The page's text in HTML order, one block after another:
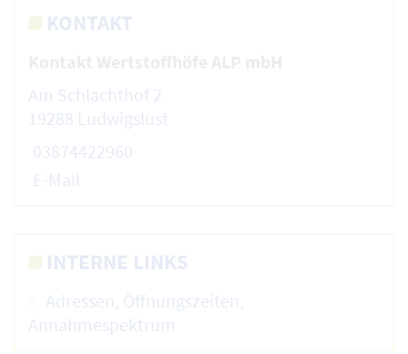
KONTAKT
Am Schlachthof 2
19288 Ludwigslust
03874422960
E-Mail
INTERNE LINKS
Adressen, Öffnungszeiten,
Annahmespektrum